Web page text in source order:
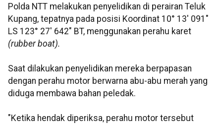
Polda NTT melakukan penyelidikan di perairan Teluk
Kupang, tepatnya pada posisi Koordinat 10° 13' 091"
LS 123° 27' 642" BT, menggunakan perahu karet
(rubber boat).
Saat dilakukan penyelidikan mereka berpapasan
dengan perahu motor berwarna abu-abu merah yang
diduga membawa bahan peledak.
"Ketika hendak diperiksa, perahu motor tersebut